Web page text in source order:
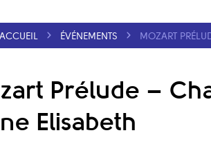
ACCUEIL ÉVÉNEMENTS MOZART
Prélude –
Elisabeth